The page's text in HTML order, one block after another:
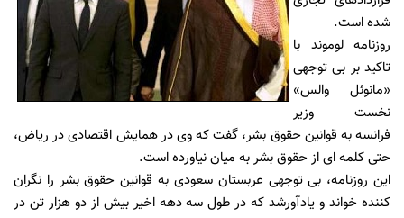
شده است.
روزنامه لوموند با
تاکید بر بی توجهی
«مانوئل والس»
نخست وزیر
فرانسه به قوانین حقوق بشر، گفت که وی در همایش اقتصادی در ریاض،
حتی کلمه ای از حقوق بشر به میان نیاورده است.
این روزنامه، بی توجهی عربستان سعودی به قوانین حقوق بشر را نگران
کننده خواند و یادآورشد که در طول سه دهه اخیر بیش از دو هزار تن در